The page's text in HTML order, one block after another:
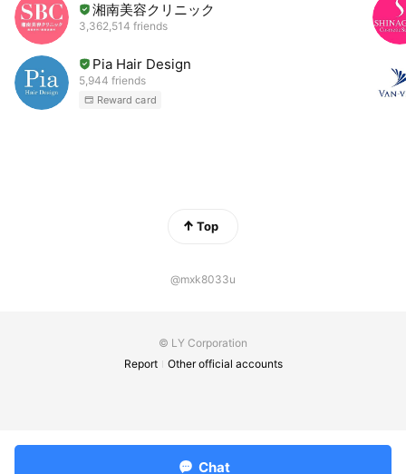
湘南美容クリニック
3,362,514 friends
Pia Hair Design
5,944 friends
Reward card
Top
@mxk8033u
© LY Corporation
Report
Other official accounts
Chat